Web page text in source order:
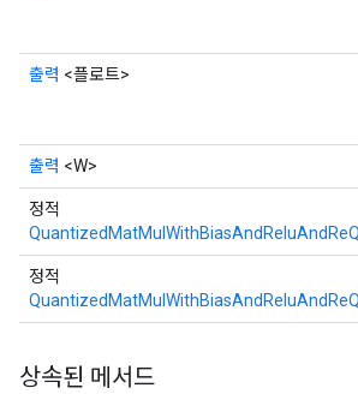
출력 <플로트>
출력 <W>
정적
정적
상속된 메서드